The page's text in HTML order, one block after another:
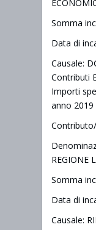
Somma
Data di
Causale:
Contributi
Importi
anno 2019
REGIONE
Somma
Data di
Causale: